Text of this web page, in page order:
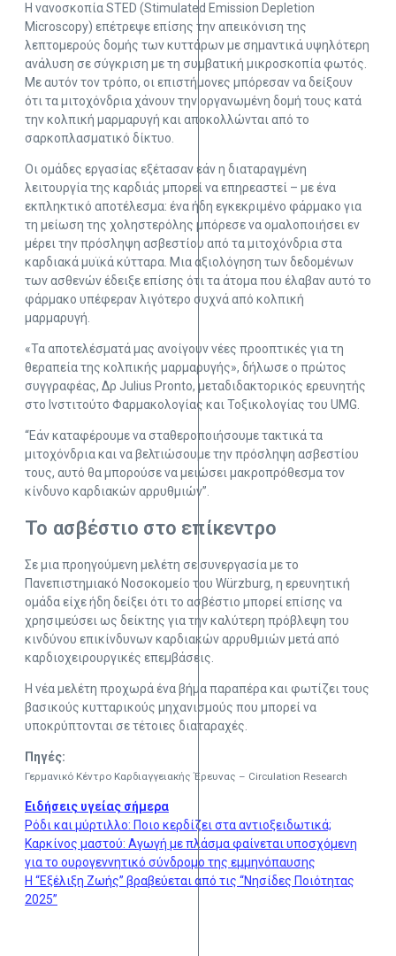
Η νανοσκοπία STED (Stimulated Emission Depletion
Microscopy) επέτρεψε επίσης την απεικόνιση της
λεπτομερούς δομής των κυττάρων με σημαντικά υψηλότερη
ανάλυση σε σύγκριση με τη συμβατική μικροσκοπία φωτός.
Με αυτόν τον τρόπο, οι επιστήμονες μπόρεσαν να δείξουν
ότι τα μιτοχόνδρια χάνουν την οργανωμένη δομή τους κατά
την κολπική μαρμαρυγή και αποκολλώνται από το
σαρκοπλασματικό δίκτυο.
Οι ομάδες εργασίας εξέτασαν εάν η διαταραγμένη
λειτουργία της καρδιάς μπορεί να επηρεαστεί – με ένα
εκπληκτικό αποτέλεσμα: ένα ήδη εγκεκριμένο φάρμακο για
τη μείωση της χοληστερόλης μπόρεσε να ομαλοποιήσει εν
μέρει την πρόσληψη ασβεστίου από τα μιτοχόνδρια στα
καρδιακά μυϊκά κύτταρα. Μια αξιολόγηση των δεδομένων
των ασθενών έδειξε επίσης ότι τα άτομα που έλαβαν αυτό το
φάρμακο υπέφεραν λιγότερο συχνά από κολπική
μαρμαρυγή.
«Τα αποτελέσματά μας ανοίγουν νέες προοπτικές για τη
θεραπεία της κολπικής μαρμαρυγής», δήλωσε ο πρώτος
συγγραφέας, Δρ Julius Pronto, μεταδιδακτορικός ερευνητής
στο Ινστιτούτο Φαρμακολογίας και Τοξικολογίας του UMG.
“Εάν καταφέρουμε να σταθεροποιήσουμε τακτικά τα
μιτοχόνδρια και να βελτιώσουμε την πρόσληψη ασβεστίου
τους, αυτό θα μπορούσε να μειώσει μακροπρόθεσμα τον
κίνδυνο καρδιακών αρρυθμιών”.
Το ασβέστιο στο επίκεντρο
Σε μια προηγούμενη μελέτη σε συνεργασία με το
Πανεπιστημιακό Νοσοκομείο του Würzburg, η ερευνητική
ομάδα είχε ήδη δείξει ότι το ασβέστιο μπορεί επίσης να
χρησιμεύσει ως δείκτης για την καλύτερη πρόβλεψη του
κινδύνου επικίνδυνων καρδιακών αρρυθμιών μετά από
καρδιοχειρουργικές επεμβάσεις.
Η νέα μελέτη προχωρά ένα βήμα παραπέρα και φωτίζει τους
βασικούς κυτταρικούς μηχανισμούς που μπορεί να
υποκρύπτονται σε τέτοιες διαταραχές.
Πηγές:
Γερμανικό Κέντρο Καρδιαγγειακής Έρευνας – Circulation Research
Ειδήσεις υγείας σήμερα
Ρόδι και μύρτιλλo: Ποιο κερδίζει στα αντιοξειδωτικά;
Καρκίνος μαστού: Αγωγή με πλάσμα φαίνεται υποσχόμενη
για το ουρογεννητικό σύνδρομο της εμμηνόπαυσης
Η “Εξέλιξη Ζωής’’ βραβεύεται από τις “Νησίδες Ποιότητας
2025”